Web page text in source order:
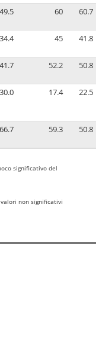
49.5 60 60.7
34.4 45 41.8
41.7 52.2 50.8
30.0 17.4 22.5
66.7 59.3 50.8
significativo del
non significativi